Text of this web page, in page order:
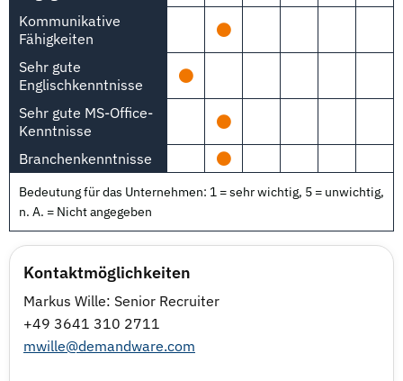
Kommunikative
Fähigkeiten
Sehr gute
Englischkenntnisse
Sehr gute MS-Office-
Kenntnisse
Branchenkenntnisse
Bedeutung für das Unternehmen: 1 = sehr wichtig, 5 = unwichtig,
n. A. = Nicht angegeben
Kontaktmöglichkeiten
Markus Wille: Senior Recruiter
+49 3641 310 2711
mwille@demandware.com